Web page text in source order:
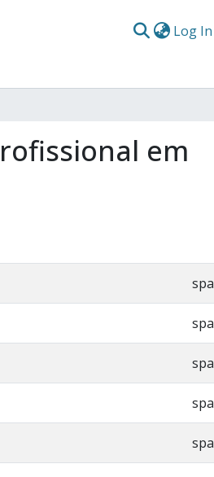
Log In
em
spa
spa
spa
spa
spa